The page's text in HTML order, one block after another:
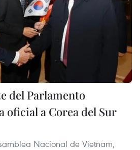
del Parlamento
oficial a Corea del Sur
Nacional de Vietnam,